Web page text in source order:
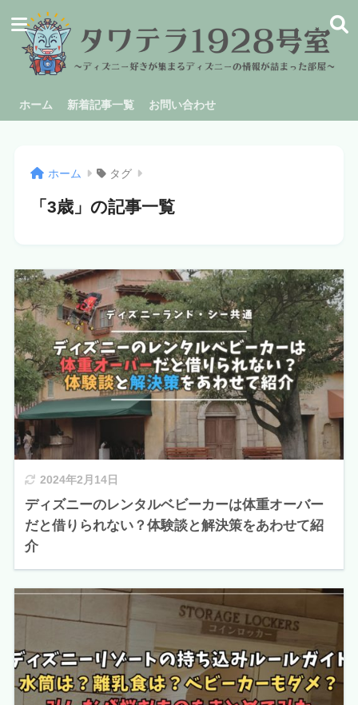
ホーム 新着記事一覧 お問い合わせ
ホーム タグ
「3歳」の記事一覧
2024年2月14日
ディズニーのレンタルベビーカーは体重オーバー
だと借りられない？体験談と解決策をあわせて紹
介